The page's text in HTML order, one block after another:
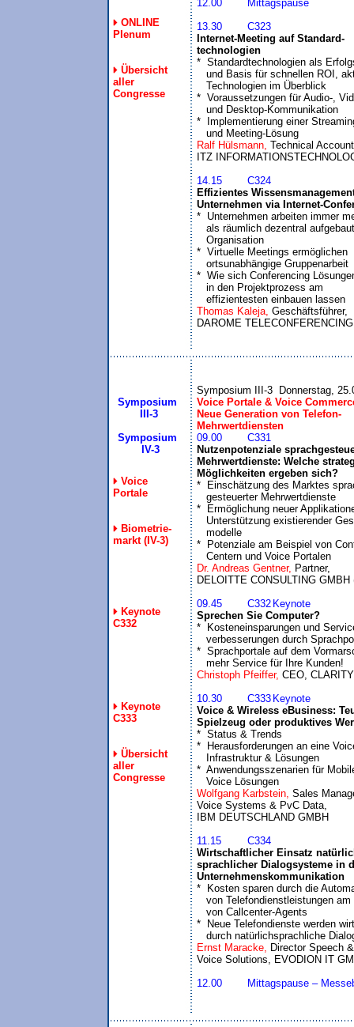
ONLINE
Plenum
Übersicht
aller
Congresse
12.00	Mittagspause
13.30	C323
Internet-Meeting auf Standard-
technologien
*  Standardtechnologien als
und Basis für schnellen ROI,
   Technologien im Überblick
*  Voraussetzungen für Audio-,
   und Desktop-Kommunikation
*  Implementierung einer
   und Meeting-Lösung
Ralf Hülsmann, Technical
14.15	C324
Effizientes
Unternehmen via Internet-
*  Unternehmen arbeiten immer
als räumlich dezentral
   Organisation
*  Virtuelle Meetings ermöglichen
   ortsunabhängige Gruppenarbeit
*  Wie sich Conferencing
   in den Projektprozess am
   effizientesten einbauen lassen
Thomas Kaleja, Geschäftsführer,
DAROME
Symposium
III-3
Symposium
  IV-3
Voice
Portale
Biometrie-
markt (IV-3)
Keynote
C332
Keynote
C333
Übersicht
aller
Congresse
Voice Portale & Voice
Neue Generation von Telefon-
Mehrwertdiensten
Nutzenpotenziale
Mehrwertdienste: Welche
Möglichkeiten ergeben sich?
*  Einschätzung des Marktes
   gesteuerter Mehrwertdienste
*  Ermöglichung neuer
Unterstützung existierender
   modelle
*  Potenziale am Beispiel von
   Centern und Voice Portalen
Dr. Andreas Gentner, Partner,
09.45	C332	Keynote
Sprechen Sie Computer?
*  Kosteneinsparungen und
verbesserungen durch
*  Sprachportale auf dem
   mehr Service für Ihre Kunden!
Christoph Pfeiffer,
10.30	C333	Keynote
Voice & Wireless eBusiness:
Spielzeug oder produktives
*  Status & Trends
*  Herausforderungen an eine
   Infrastruktur & Lösungen
*  Anwendungsszenarien für
   Voice Lösungen
Wolfgang Karbstein, Sales
Voice Systems & PvC Data,
11.15	C334
Wirtschaftlicher Einsatz
sprachlicher Dialogsysteme in
Unternehmenskommunikation
*  Kosten sparen durch die
von Telefondienstleistungen am
   von Callcenter-Agents
*  Neue Telefondienste werden
durch natürlichsprachliche
Ernst Maracke, Director Speech
12.00	Mittagspause –